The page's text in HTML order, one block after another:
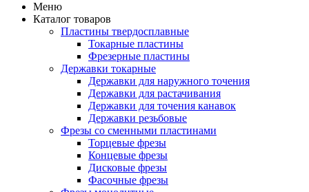
Меню
Каталог товаров
Пластины твердосплавные
Токарные пластины
Фрезерные пластины
Державки токарные
Державки для наружного точения
Державки для растачивания
Державки для точения канавок
Державки резьбовые
Фрезы со сменными пластинами
Торцевые фрезы
Концевые фрезы
Дисковые фрезы
Фасочные фрезы